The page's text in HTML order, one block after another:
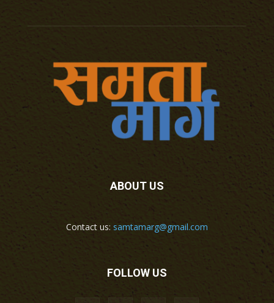
ABOUT US
Contact us: samtamarg@gmail.com
FOLLOW US